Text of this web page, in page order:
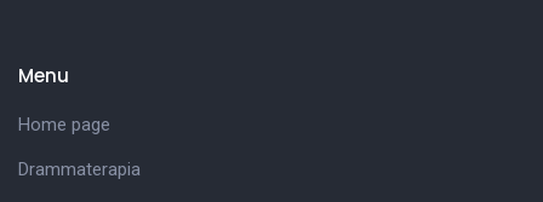
Menu
Home page
Drammaterapia